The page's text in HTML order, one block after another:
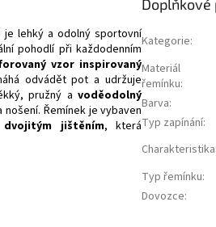
je lehký a odolný sportovní
pohodlí při každodenním
vzor inspirovaný
odvádět pot a udržuje
pružný avoděodolný
Řemínek je vybaven
dvojitým jištěním, která
Kategorie:
Materiál
řemínku:
Barva:
Typ zapínání:
Charakteristika
Typ řemínku:
Dovozce: